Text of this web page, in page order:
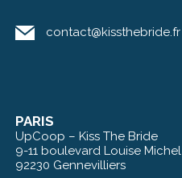
contact@kissthebride.fr
PARIS
UpCoop – Kiss The Bride
9-11 boulevard Louise Michel
92230 Gennevilliers